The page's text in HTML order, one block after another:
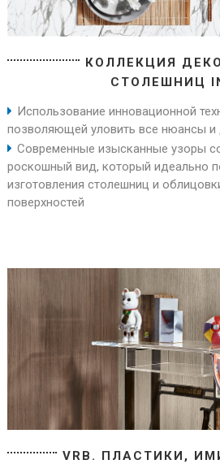
КОЛЛЕКЦИЯ
СТОЛЕШНИЦ
Использование инновационной
позволяющей уловить все нюансы и
Современные изысканные узоры
роскошный вид, который идеально
изготовления столешниц и
поверхностей
VRB. ПЛАСТИКИ,